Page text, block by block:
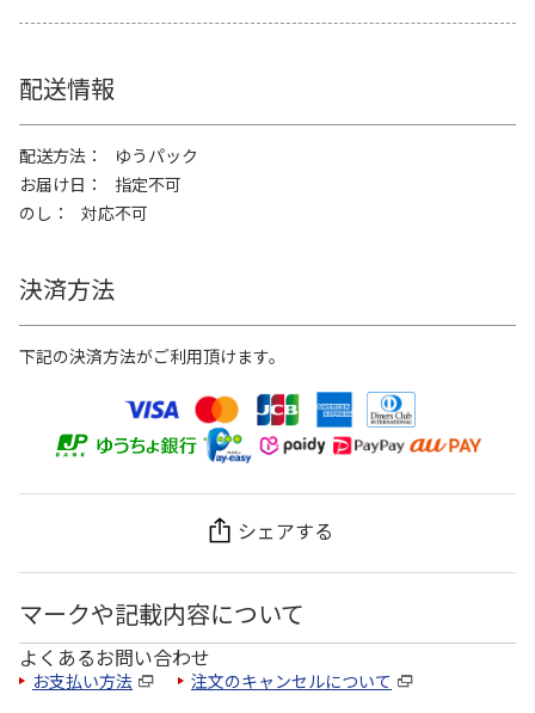
配送情報
配送方法
ゆうパック
お届け日
指定不可
のし
対応不可
決済方法
下記の決済方法がご利用頂けます。
シェアする
マークや記載内容について
よくあるお問い合わせ
お支払い方法 注文のキャンセルについて